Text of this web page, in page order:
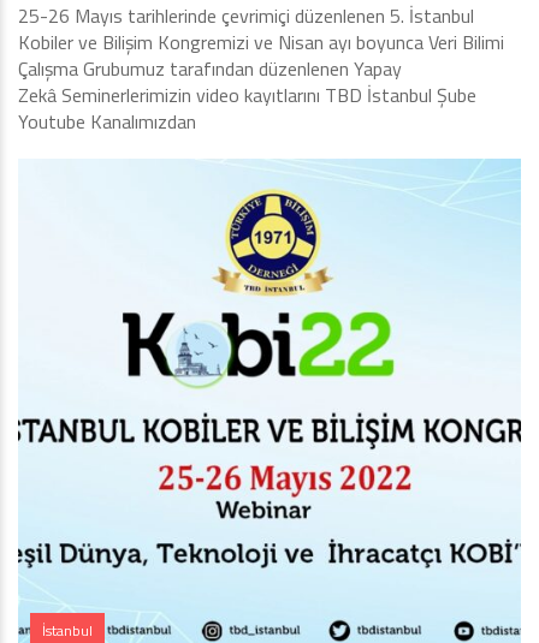
25-26 Mayıs tarihlerinde çevrimiçi düzenlenen 5. İstanbul
Kobiler ve Bilişim Kongremizi ve Nisan ayı boyunca Veri Bilimi
Çalışma Grubumuz tarafından düzenlenen Yapay
Zekâ Seminerlerimizin video kayıtlarını TBD İstanbul Şube
Youtube Kanalımızdan
İstanbul